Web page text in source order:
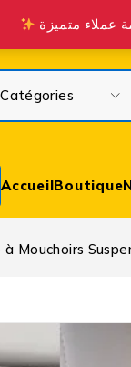
DH sur Casa & à
AccueilBoutique
Mouchoirs